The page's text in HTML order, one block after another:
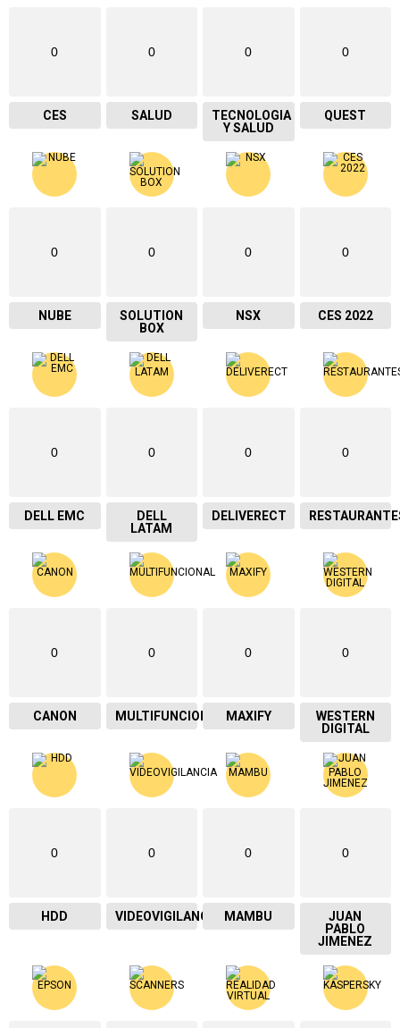
0
CES
0
SALUD
0
TECNOLOGIA
Y SALUD
0
QUEST
0
NUBE
0
SOLUTION
BOX
0
NSX
0
CES 2022
0
DELL EMC
0
DELL
LATAM
0
DELIVERECT
0
0
CANON
0
MULTIFUNCIONAL
0
MAXIFY
0
WESTERN
DIGITAL
0
HDD
0
VIDEOVIGILANCIA
0
MAMBU
0
JUAN
PABLO
JIMENEZ